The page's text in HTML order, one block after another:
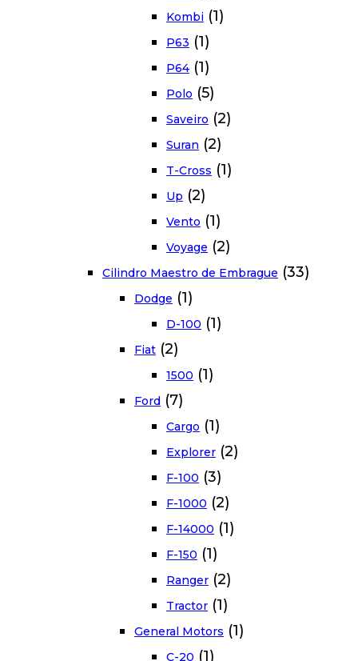
Kombi (1)
P63 (1)
P64 (1)
Polo (5)
Saveiro (2)
Suran (2)
T-Cross (1)
Up (2)
Vento (1)
Voyage (2)
Cilindro Maestro de Embrague (33)
Dodge (1)
D-100 (1)
Fiat (2)
1500 (1)
Ford (7)
Cargo (1)
Explorer (2)
F-100 (3)
F-1000 (2)
F-14000 (1)
F-150 (1)
Ranger (2)
Tractor (1)
General Motors (1)
C-20 (1)